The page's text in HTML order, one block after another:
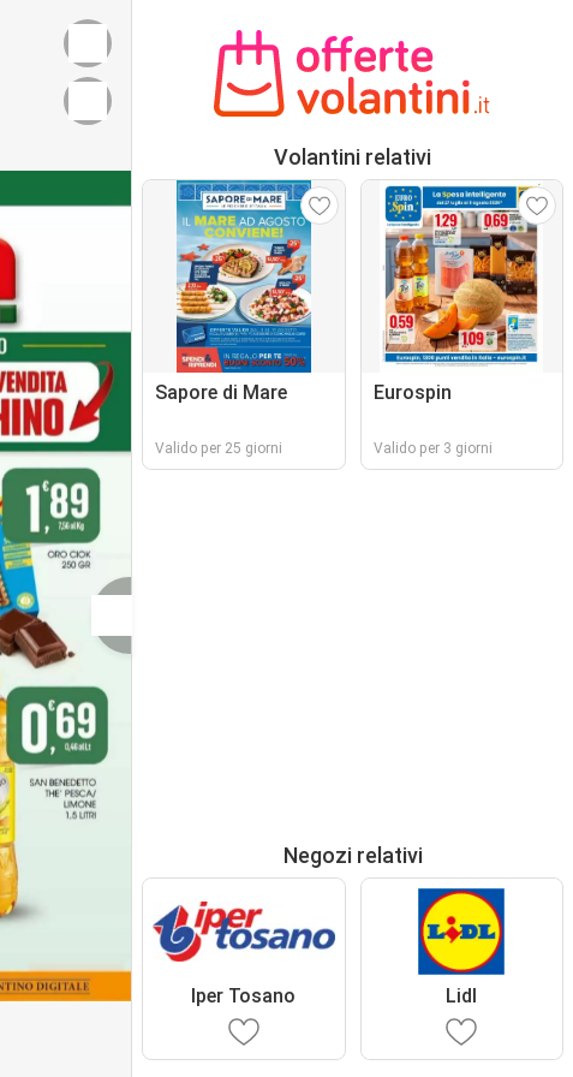
Volantini relativi
Sapore di Mare
Valido per 25 giorni
Eurospin
Valido per 3 giorni
Negozi relativi
Iper Tosano Lidl